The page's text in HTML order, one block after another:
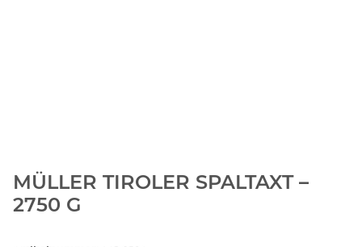
MÜLLER TIROLER SPALTAXT –
2750 G